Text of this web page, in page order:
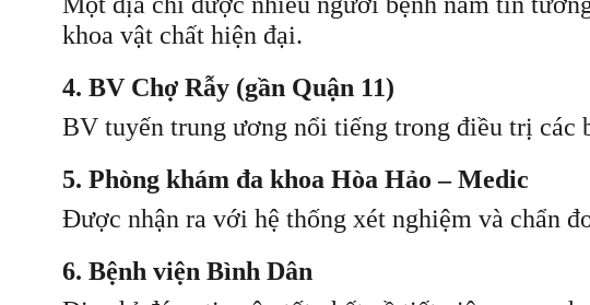
khoa vật chất hiện đại.
4. BV Chợ Rẫy (gần Quận 11)
BV tuyến trung ương nổi tiếng trong điều trị các
5. Phòng khám đa khoa Hòa Hảo – Medic
Được nhận ra với hệ thống xét nghiệm và chẩn
6. Bệnh viện Bình Dân